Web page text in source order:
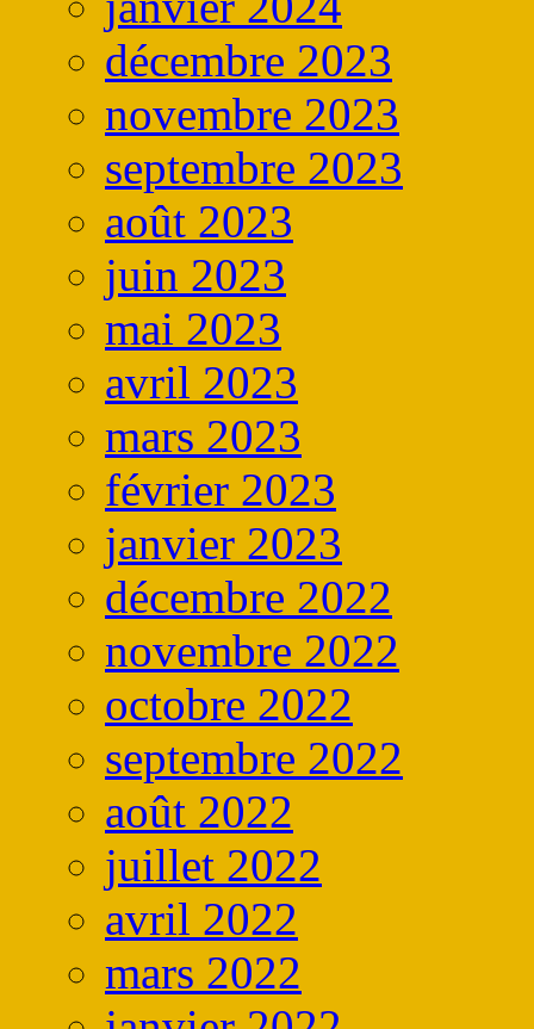
décembre 2023
novembre 2023
septembre 2023
août 2023
juin 2023
mai 2023
avril 2023
mars 2023
février 2023
janvier 2023
décembre 2022
novembre 2022
octobre 2022
septembre 2022
août 2022
juillet 2022
avril 2022
mars 2022